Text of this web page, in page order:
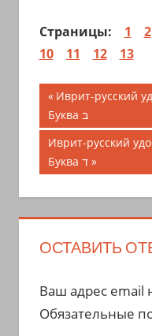
Страницы: 1 2
10
11 12 13
по
записям
Предыдущая
запись;
Иврит-русский
Буква ב
Следующая
запись:
Иврит-русский
Буква ד
ОСТАВИТЬ
Ваш адрес email
Обязательные